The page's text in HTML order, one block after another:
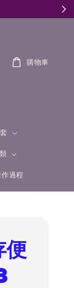
過程
購物車
便